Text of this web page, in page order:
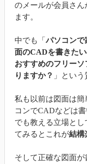
のメールが会員さん
ます。
中でも「パソコンで
面のCADを書きた
おすすめのフリーソ
りますか？ 」とい
私も以前は図面は
コンでCADなどは
でも教える立場と
てみるとこれが結構
そして正確な図面